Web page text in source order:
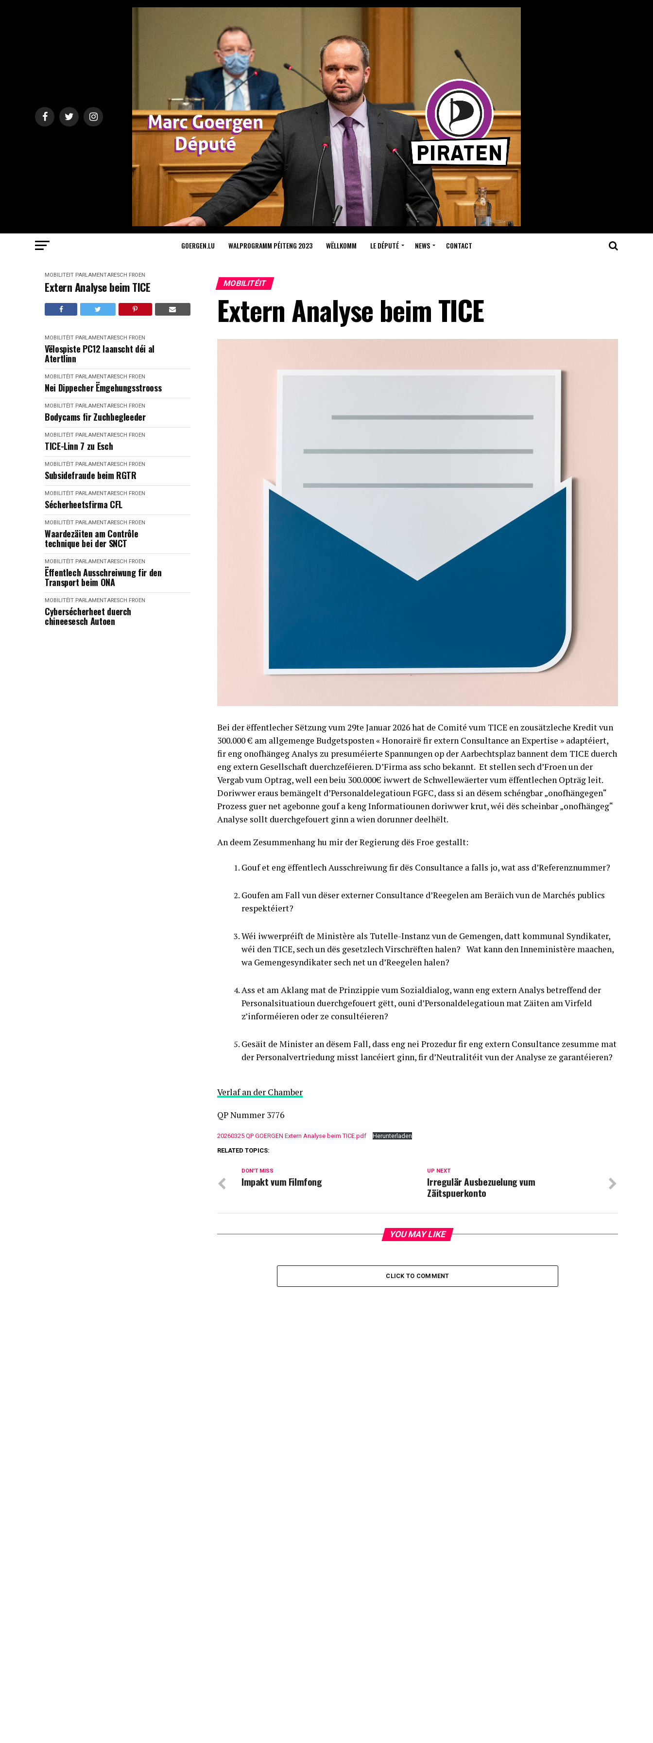
GOERGEN.LU WALPROGRAMM PÉITENG 2023 WËLLKOMM LE DÉPUTÉ NEWS CONTACT
MOBILITÉIT PARLAMENTARESCH FROEN
Extern Analyse beim TICE
MOBILITÉIT PARLAMENTARESCH FROEN
Vëlospiste PC12 laanscht déi al
Atertlinn
MOBILITÉIT PARLAMENTARESCH FROEN
Nei Dippecher Ëmgehungsstrooss
MOBILITÉIT PARLAMENTARESCH FROEN
Bodycams fir Zuchbegleeder
MOBILITÉIT PARLAMENTARESCH FROEN
TICE-Linn 7 zu Esch
MOBILITÉIT PARLAMENTARESCH FROEN
Subsidefraude beim RGTR
MOBILITÉIT PARLAMENTARESCH FROEN
Sécherheetsfirma CFL
MOBILITÉIT PARLAMENTARESCH FROEN
Waardezäiten am Contrôle
technique bei der SNCT
MOBILITÉIT PARLAMENTARESCH FROEN
Ëffentlech Ausschreiwung fir den
Transport beim ONA
MOBILITÉIT PARLAMENTARESCH FROEN
Cybersécherheet duerch
chineesesch Autoen
MOBILITÉIT
Extern Analyse beim TICE
Bei der ëffentlecher Sëtzung vum 29te Januar 2026 hat de Comité vum TICE en zousätzleche Kredit vun
300.000 € am allgemenge Budgetsposten « Honorairë fir extern Consultance an Expertise » adaptéiert,
fir eng onofhängeg Analys zu presuméierte Spannungen op der Aarbechtsplaz bannent dem TICE duerch
eng extern Gesellschaft duerchzeféieren. D’Firma ass scho bekannt. Et stellen sech d’Froen un der
Vergab vum Optrag, well een beiu 300.000€ iwwert de Schwellewäerter vum ëffentlechen Opträg leit.
Doriwwer eraus bemängelt d’Personaldelegatioun FGFC, dass si an dësem schéngbar „onofhängegen“
Prozess guer net agebonne gouf a keng Informatiounen doriwwer krut, wéi dës scheinbar „onofhängeg“
Analyse sollt duerchgefouert ginn a wien dorunner deelhëlt.
An deem Zesummenhang hu mir der Regierung dës Froe gestallt:
Gouf et eng ëffentlech Ausschreiwung fir dës Consultance a falls jo, wat ass d’Referenznummer?
Goufen am Fall vun dëser externer Consultance d’Reegelen am Beräich vun de Marchés publics
respektéiert?
Wéi iwwerpréift de Ministère als Tutelle-Instanz vun de Gemengen, datt kommunal Syndikater,
wéi den TICE, sech un dës gesetzlech Virschrëften halen? Wat kann den Inneministère maachen,
wa Gemengesyndikater sech net un d’Reegelen halen?
Ass et am Aklang mat de Prinzippie vum Sozialdialog, wann eng extern Analys betreffend der
Personalsituatioun duerchgefouert gëtt, ouni d’Personaldelegatioun mat Zäiten am Virfeld
z’informéieren oder ze consultéieren?
Gesäit de Minister an dësem Fall, dass eng nei Prozedur fir eng extern Consultance zesumme mat
der Personalvertriedung misst lancéiert ginn, fir d’Neutralitéit vun der Analyse ze garantéieren?
Verlaf an der Chamber
QP Nummer 3776
20260325 QP GOERGEN Extern Analyse beim TICE.pdf
Herunterladen
RELATED TOPICS:
UP NEXT
Irregulär Ausbezuelung vum
Zäitspuerkonto
DON'T MISS
Impakt vum Filmfong
YOU MAY LIKE
CLICK TO COMMENT